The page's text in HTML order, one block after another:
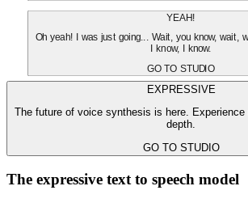
YEAH!
Oh yeah! I was just going... Wait, you know, wait,
I know, I know.
GO TO STUDIO
EXPRESSIVE
The future of voice synthesis is here. Experience
depth.
GO TO STUDIO
The expressive text to speech model